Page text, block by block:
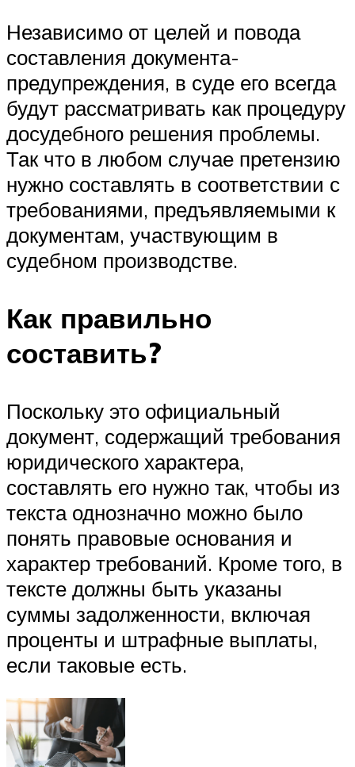
Независимо от целей и повода
составления документа-
предупреждения, в суде его всегда
будут рассматривать как процедуру
досудебного решения проблемы.
Так что в любом случае претензию
нужно составлять в соответствии с
требованиями, предъявляемыми к
документам, участвующим в
судебном производстве.
Как правильно
составить?
Поскольку это официальный
документ, содержащий требования
юридического характера,
составлять его нужно так, чтобы из
текста однозначно можно было
понять правовые основания и
характер требований. Кроме того, в
тексте должны быть указаны
суммы задолженности, включая
проценты и штрафные выплаты,
если таковые есть.